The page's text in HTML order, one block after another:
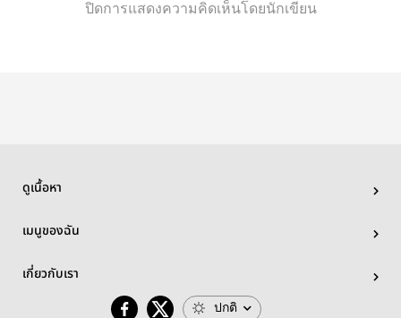
ปิดการแสดงความคิดเห็นโดยนักเขียน
ดูเนื้อหา
เมนูของฉัน
เกี่ยวกับเรา
ปกติ